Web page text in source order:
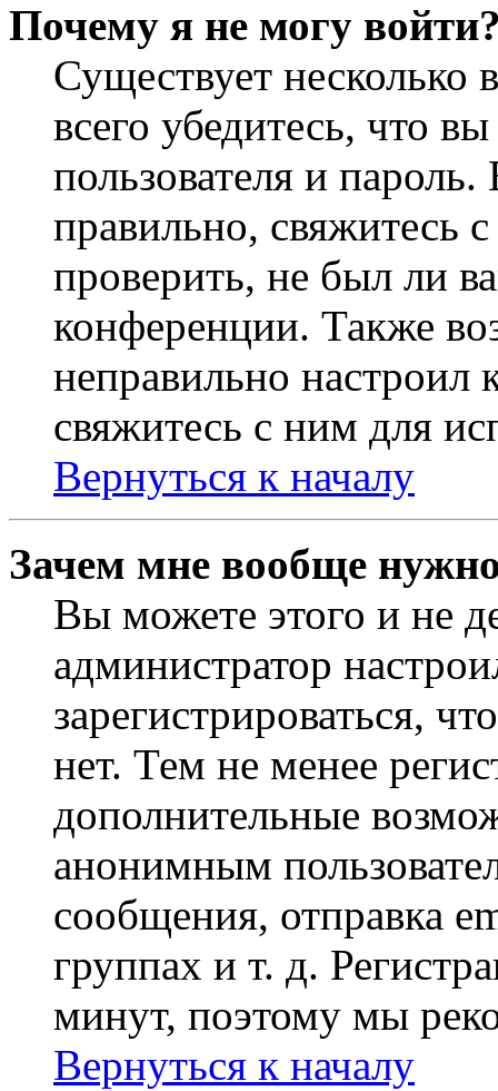
Почему я не могу
Существует
всего убедитесь, что
пользователя и
правильно, свяжитесь
проверить, не был ли
конференции. Также
неправильно
свяжитесь с ним для
Вернуться к началу
Зачем мне вообще
Вы можете этого и не
администратор
зарегистрироваться,
нет. Тем не менее
дополнительные
анонимным
сообщения, отправка
группах и т. д.
минут, поэтому мы
Вернуться к началу